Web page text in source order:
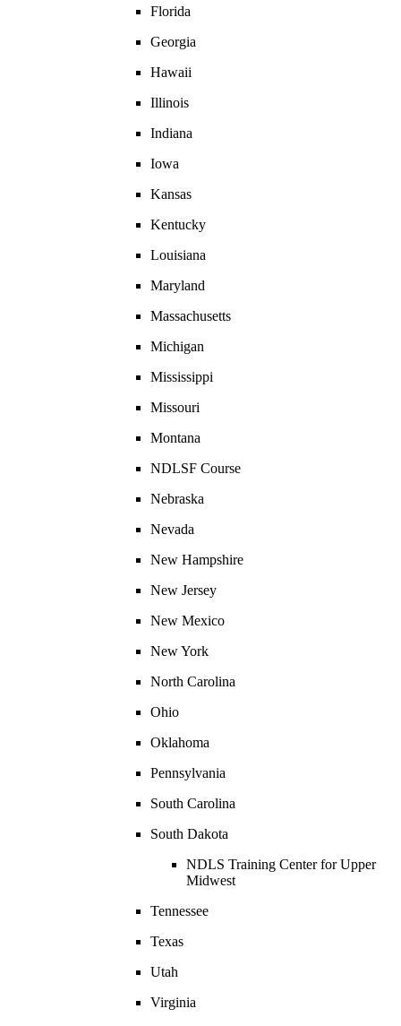
Florida
Georgia
Hawaii
Illinois
Indiana
Iowa
Kansas
Kentucky
Louisiana
Maryland
Massachusetts
Michigan
Mississippi
Missouri
Montana
NDLSF Course
Nebraska
Nevada
New Hampshire
New Jersey
New Mexico
New York
North Carolina
Ohio
Oklahoma
Pennsylvania
South Carolina
South Dakota
NDLS Training Center for Upper
Midwest
Tennessee
Texas
Utah
Virginia